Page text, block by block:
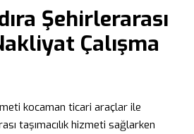
Şehirlerarası
Çalışma
kocaman ticari araçlar ile
taşımacılık hizmeti sağlarken